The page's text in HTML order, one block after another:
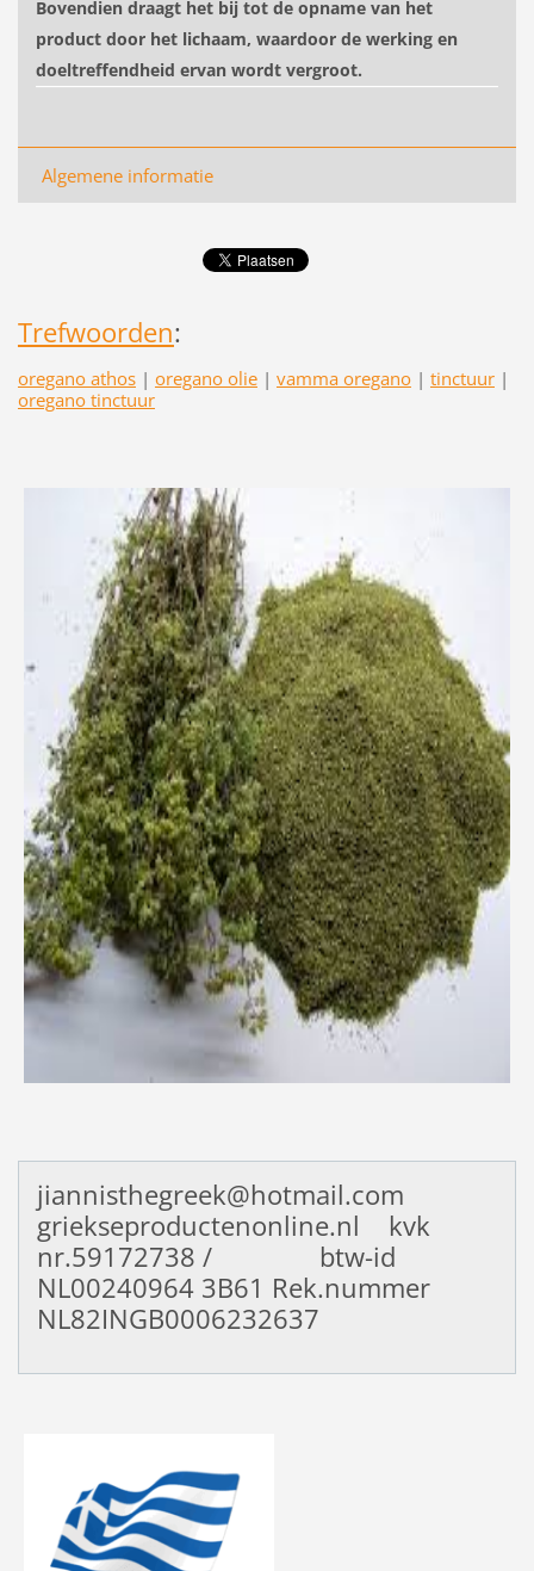
Bovendien draagt ​​het bij tot de opname van het
product door het lichaam, waardoor de werking en
doeltreffendheid ervan wordt vergroot.
Algemene informatie
Trefwoorden:
oregano athos | oregano olie | vamma oregano | tinctuur |
oregano tinctuur
jiannisthegreek@hotmail.com
griekseproductenonline.nl kvk
nr.59172738 / btw-id
NL002409643B61 Rek.nummer
NL82INGB0006232637